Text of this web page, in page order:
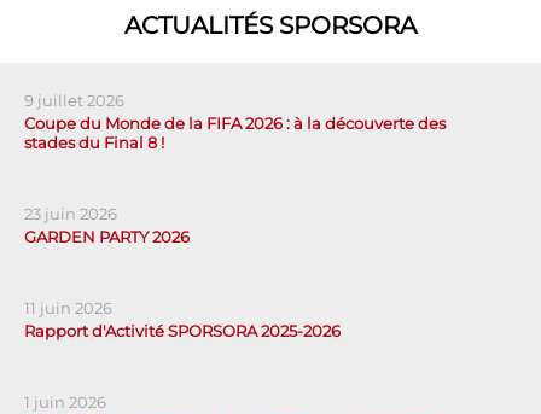
ACTUALITÉS SPORSORA
9 juillet 2026
Coupe du Monde de la FIFA 2026 : à la découverte des
stades du Final 8 !
23 juin 2026
GARDEN PARTY 2026
11 juin 2026
Rapport d'Activité SPORSORA 2025-2026
1 juin 2026